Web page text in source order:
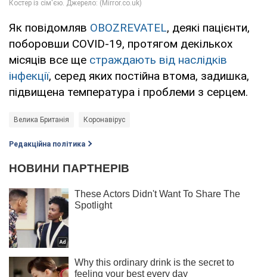
Як повідомляв OBOZREVATEL, деякі пацієнти,
поборовши COVID-19, протягом декількох
місяців все ще страждають від наслідків
інфекції, серед яких постійна втома, задишка,
підвищена температура і проблеми з серцем.
Велика Британія Коронавірус
Редакційна політика